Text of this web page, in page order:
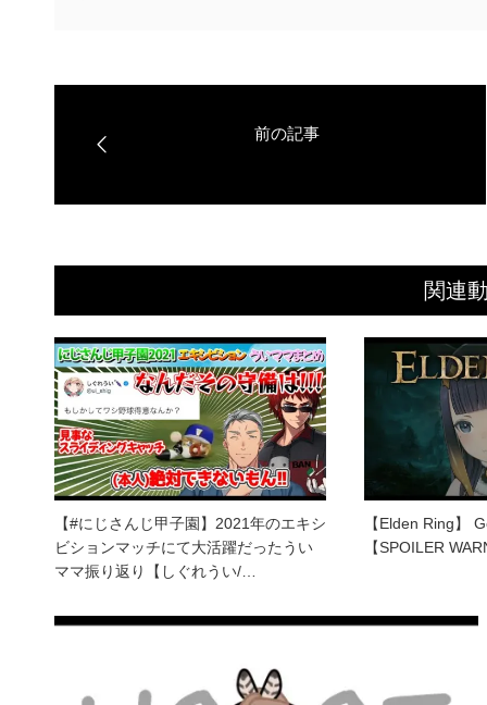
関連
【#にじさんじ甲子園】2021年のエキシ
ビションマッチにて大活躍だったうい
ママ振り返り【しぐれうい/…
【Elden Ring】
【SPOILER